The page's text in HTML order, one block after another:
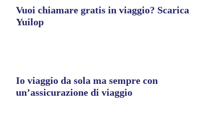
Vuoi chiamare gratis in viaggio? Scarica
Yuilop
Io viaggio da sola ma sempre con
un’assicurazione di viaggio